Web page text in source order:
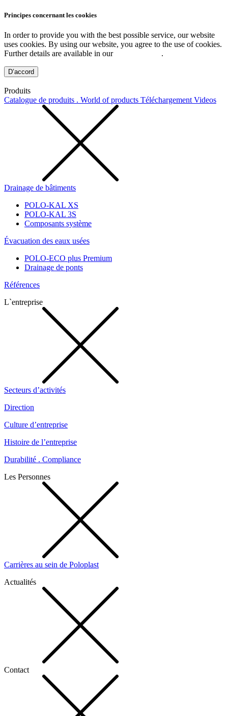
Principes concernant les cookies
In order to provide you with the best possible service, our website
uses cookies. By using our website, you agree to the use of cookies.
Further details are available in our
.
D’accord
Produits
Catalogue de produits . World of products Téléchargement Videos
Drainage de bâtiments
POLO-KAL XS
POLO-KAL 3S
Composants système
Évacuation des eaux usées
POLO-ECO plus Premium
Drainage de ponts
Références
L`entreprise
Secteurs d’activités
Direction
Culture d’entreprise
Histoire de l’entreprise
Durabilité . Compliance
Les Personnes
Carrières au sein de Poloplast
Actualités
Contact